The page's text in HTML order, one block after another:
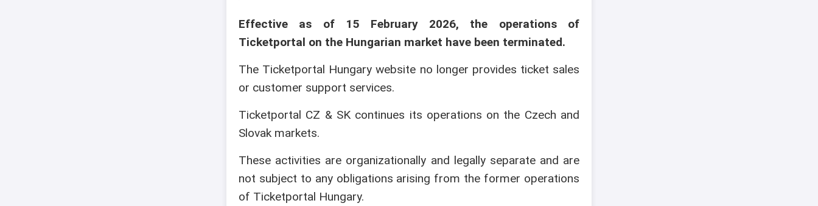
Effective as of 15 February 2026, the operations of
Ticketportal on the Hungarian market have been terminated.
The Ticketportal Hungary website no longer provides ticket sales
or customer support services.
Ticketportal CZ & SK continues its operations on the Czech and
Slovak markets.
These activities are organizationally and legally separate and are
not subject to any obligations arising from the former operations
of Ticketportal Hungary.